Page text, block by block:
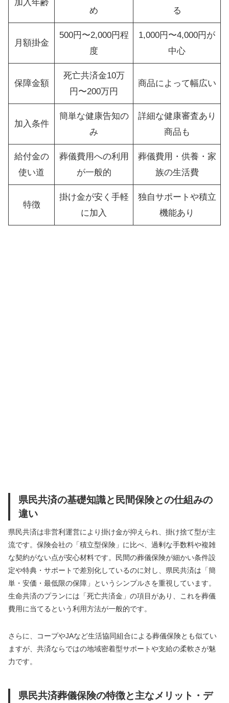
加入年齢
め
る
月額掛金
500円〜2,000円程
度
1,000円〜4,000円が
中心
保障金額
死亡共済金10万
円〜200万円
商品によって幅広い
加入条件
簡単な健康告知の
み
詳細な健康審査あり
商品も
給付金の
使い道
葬儀費用への利用
が一般的
葬儀費用・供養・家
族の生活費
特徴
掛け金が安く手軽
に加入
独自サポートや積立
機能あり
県民共済の基礎知識と民間保険との仕組みの
違い
県民共済は非営利運営により掛け金が抑えられ、掛け捨て型が主
流です。保険会社の「積立型保険」に比べ、過剰な手数料や複雑
な契約がない点が安心材料です。民間の葬儀保険が細かい条件設
定や特典・サポートで差別化しているのに対し、県民共済は「簡
単・安価・最低限の保障」というシンプルさを重視しています。
生命共済のプランには「死亡共済金」の項目があり、これを葬儀
費用に当てるという利用方法が一般的です。
さらに、コープやJAなど生活協同組合による葬儀保険とも似てい
ますが、共済ならではの地域密着型サポートや支給の柔軟さが魅
力です。
県民共済葬儀保険の特徴と主なメリット・デ